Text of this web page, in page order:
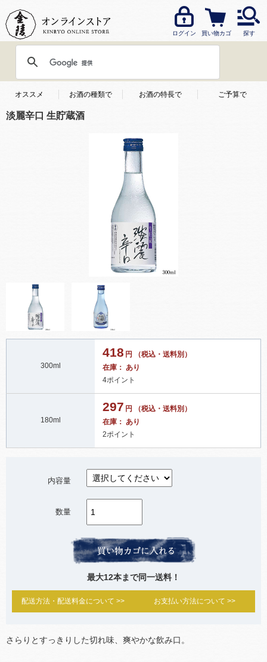
ログイン 買い物カゴ 探す
オススメ お酒の種類で お酒の特長で ご予算で
淡麗辛口 生貯蔵酒
300ml
418 円 （税込・送料別）
在庫： あり
4ポイント
180ml
297 円 （税込・送料別）
在庫： あり
2ポイント
内容量
数量
最大12本まで同一送料！
配送方法・配送料金について >> お支払い方法について >>
さらりとすっきりした切れ味、爽やかな飲み口。